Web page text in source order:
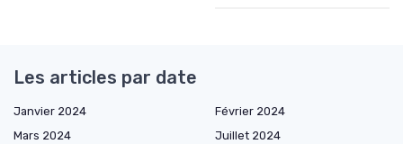
Les articles par date
Janvier 2024
Février 2024
Mars 2024
Juillet 2024